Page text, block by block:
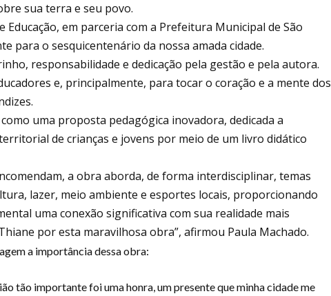
sua terra e seu povo.
Educação, em parceria com a Prefeitura Municipal de São
para o sesquicentenário da nossa amada cidade.
responsabilidade e dedicação pela gestão e pela autora.
e, principalmente, para tocar o coração e a mente dos
uma proposta pedagógica inovadora, dedicada a
de crianças e jovens por meio de um livro didático
a obra aborda, de forma interdisciplinar, temas
lazer, meio ambiente e esportes locais, proporcionando
uma conexão significativa com sua realidade mais
por esta maravilhosa obra”, afirmou Paula Machado.
a importância dessa obra:
tão importante foi uma honra, um presente que minha cidade me